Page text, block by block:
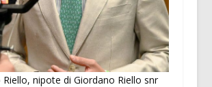
Riello, nipote di Giordano Riello snr